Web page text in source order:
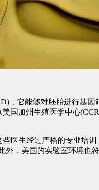
它能够对胚胎进行基因
国加州生殖医学中心
生经过严格的专业培
，美国的实验室环境也